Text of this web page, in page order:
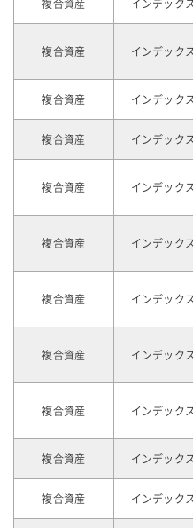
複合資産 インデックス
複合資産 インデックス
複合資産 インデックス
複合資産 インデックス
複合資産 インデックス
複合資産 インデックス
複合資産 インデックス
複合資産 インデックス
複合資産 インデックス
複合資産 インデックス
複合資産 インデックス